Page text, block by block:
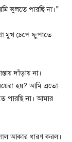
ভুলতে পারছি না।”
মুখ চেপে ফুপাতে
দাঁড়ায় না।
হয়? আমি এতো
পারছি না। আমার
আকার ধারণ করল।